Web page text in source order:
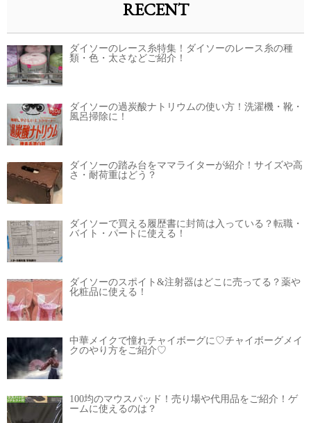
RECENT
ダイソーのレース糸特集！ダイソーのレース糸の種
類・色・太さなどご紹介！
ダイソーの過炭酸ナトリウムの使い方！洗濯機・靴・
風呂掃除に！
ダイソーの踏み台をママライターが紹介！サイズや高
さ・耐荷重はどう？
ダイソーで買える履歴書に封筒は入っている？転職・
バイト・パートに使える！
ダイソーのスポイト&注射器はどこに売ってる？薬や
化粧品に使える！
中華メイクで憧れチャイボーグに♡チャイボーグメイ
クのやり方をご紹介♡
100均のマウスパッド！売り場や代用品をご紹介！ゲ
ームに使えるのは？